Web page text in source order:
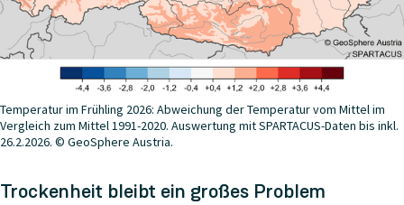
Temperatur im Frühling 2026: Abweichung der Temperatur vom Mittel im
Vergleich zum Mittel 1991-2020. Auswertung mit SPARTACUS-Daten bis inkl.
26.2.2026. © GeoSphere Austria.
Trockenheit bleibt ein großes Problem